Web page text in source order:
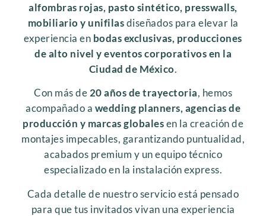
alfombras rojas, pasto sintético, presswalls,
mobiliario y unifilasdiseñados para elevar la
experiencia en bodas exclusivas, producciones
de alto nivel y eventos corporativos en la
Ciudad de México.
Con más de 20 años de trayectoria, hemos
acompañado a wedding planners, agencias de
producción y marcas globalesen la creación de
montajes impecables, garantizando puntualidad,
acabados premium y un equipo técnico
especializado en la instalación express.
Cada detalle de nuestro servicio está pensado
para que tus invitados vivan una experiencia